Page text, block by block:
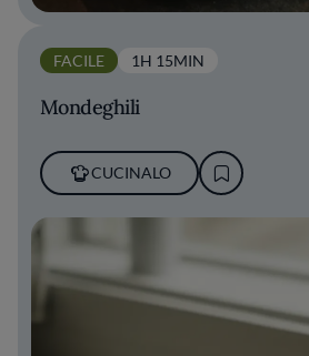
FACILE 1H 15MIN
Mondeghili
CUCINALO